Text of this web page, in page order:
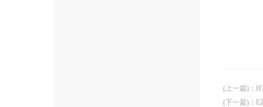
(上一篇) ：
(下一篇) ：